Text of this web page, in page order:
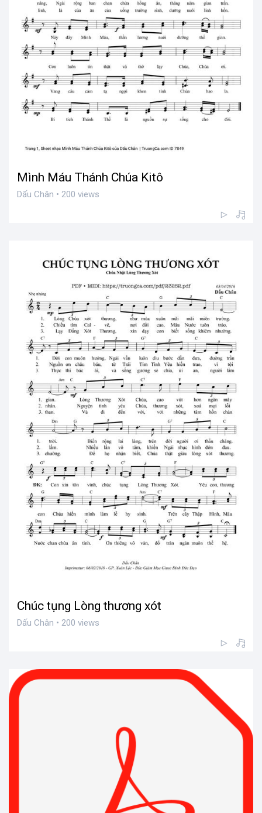
Mình Máu Thánh Chúa Kitô
Dấu Chân • 200 views
Chúc tụng Lòng thương xót
Dấu Chân • 200 views